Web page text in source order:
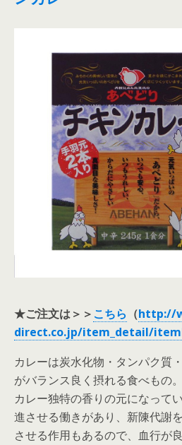
★ご注文は＞＞ こちら （http://
direct.co.jp/item_detail/
カレーは炭水化物・タンパク質
がバランス良く摂れる食べもの。
カレー独特の香りの元になって
進させる働きがあり、新陳代謝
させる作用もあるので、血行が